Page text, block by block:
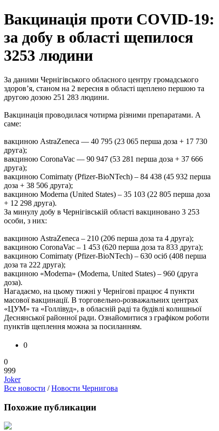
Вакцинація проти COVID-19:
за добу в області щепилося
3253 людини
За даними Чернігівського обласного центру громадського
здоров’я, станом на 2 вересня в області щеплено першою та
другою дозою 251 283 людини.
Вакцинація проводилася чотирма різними препаратами. А
саме:
вакциною AstraZeneca — 40 795 (23 065 перша доза + 17 730
друга);
вакциною CoronaVac — 90 947 (53 281 перша доза + 37 666
друга);
вакциною Comirnaty (Pfizer-BioNTech) – 84 438 (45 932 перша
доза + 38 506 друга);
вакциною Moderna (United States) – 35 103 (22 805 перша доза
+ 12 298 друга).
За минулу добу в Чернігівській області вакциновано 3 253
особи, з них:
вакциною AstraZeneca – 210 (206 перша доза та 4 друга);
вакциною CoronaVac – 1 453 (620 перша доза та 833 друга);
вакциною Comirnaty (Pfizer-BioNTech) – 630 осіб (408 перша
доза та 222 друга);
вакциною «Moderna» (Moderna, United States) – 960 (друга
доза).
Нагадаємо, на цьому тижні у Чернігові працює 4 пункти
масової вакцинації. В торговельно-розважальних центрах
«ЦУМ» та «Голлівуд», в обласній раді та будівлі колишньої
Деснянської районної ради. Ознайомитися з графіком роботи
пунктів щеплення можна за посиланням.
0
0
999
Joker
Все новости /Новости Чернигова
Похожие публикации